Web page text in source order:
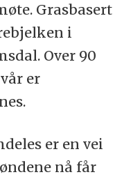
Grasbasert
i
Over 90
er
er en vei
nå får